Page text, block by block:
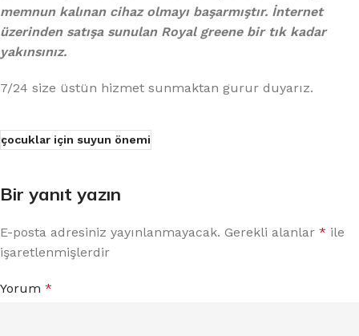
memnun kalınan cihaz olmayı başarmıştır. İnternet
üzerinden satışa sunulan Royal greene bir tık kadar
yakınsınız.
7/24 size üstün hizmet sunmaktan gurur duyarız.
çocuklar için suyun önemi
Bir yanıt yazın
E-posta adresiniz yayınlanmayacak. Gerekli alanlar * ile
işaretlenmişlerdir
Yorum *